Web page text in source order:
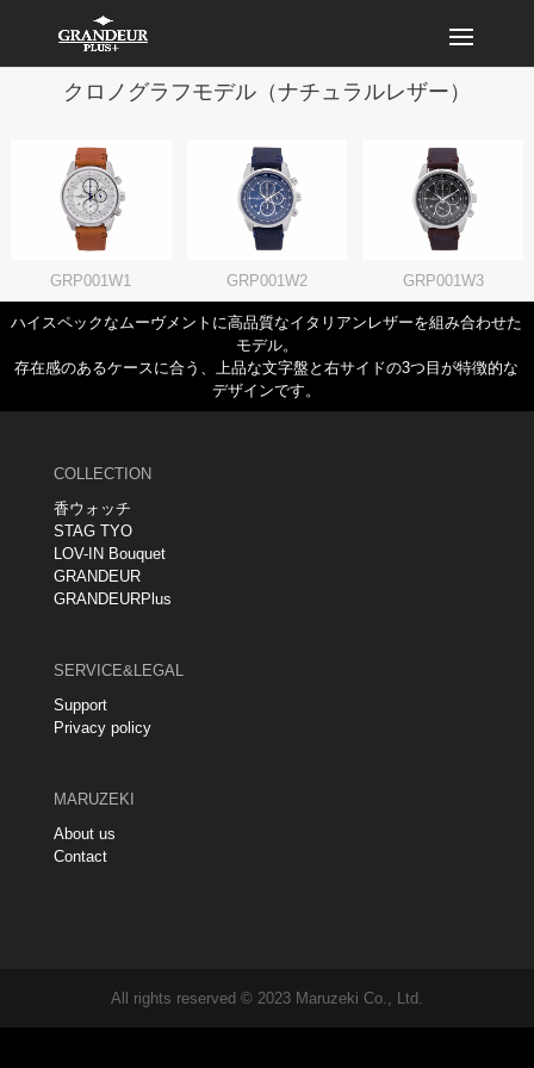
クロノグラフモデル（ナチュラルレザー）
GRP001W1 GRP001W2 GRP001W3
ハイスペックなムーヴメントに高品質なイタリアンレザーを組み合わせた
モデル。
存在感のあるケースに合う、上品な文字盤と右サイドの3つ目が特徴的な
デザインです。
COLLECTION
香ウォッチ
STAG TYO
LOV-IN Bouquet
GRANDEUR
GRANDEURPlus
SERVICE&LEGAL
Support
Privacy policy
MARUZEKI
About us
Contact
All rights reserved © 2023 Maruzeki Co., Ltd.